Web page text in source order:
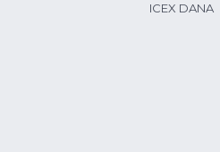
ICEX DANA